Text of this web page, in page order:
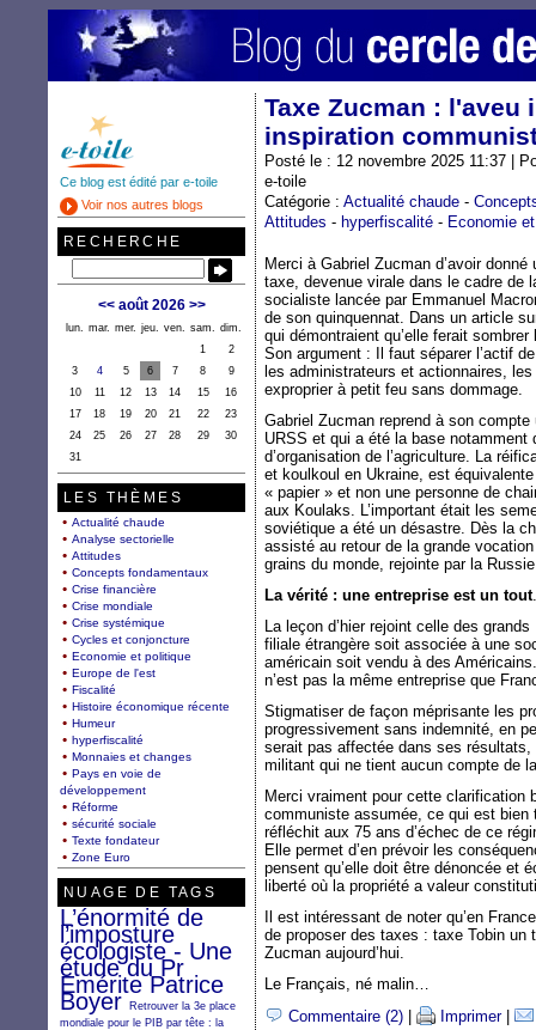
Taxe Zucman : l'aveu
inspiration
Posté le : 12 novembre 2025 11:37 |
e-toile
Catégorie : Actualité chaude -
Attitudes - hyperfiscalité - Economie
Merci à Gabriel Zucman d’avoir
taxe, devenue virale dans le cadre de
socialiste lancée par Emmanuel
de son quinquennat. Dans un article
qui démontraient qu’elle ferait
Son argument : Il faut séparer l’actif
les administrateurs et actionnaires,
exproprier à petit feu sans dommage.
Gabriel Zucman reprend à son
URSS et qui a été la base
d’organisation de l’agriculture. La
et koulkoul en Ukraine, est
« papier » et non une personne de
aux Koulaks. L’important était les
soviétique a été un désastre. Dès la
assisté au retour de la grande
grains du monde, rejointe par la
La vérité : une entreprise est un tout.
La leçon d’hier rejoint celle des
filiale étrangère soit associée à une
américain soit vendu à des
n’est pas la même entreprise que
Stigmatiser de façon méprisante les
progressivement sans indemnité, en
serait pas affectée dans ses
militant qui ne tient aucun compte de
Merci vraiment pour cette clarification
communiste assumée, ce qui est bien
réfléchit aux 75 ans d’échec de ce
Elle permet d’en prévoir les
pensent qu’elle doit être dénoncée et
liberté où la propriété a valeur
Il est intéressant de noter qu’en
de proposer des taxes : taxe Tobin
Zucman aujourd’hui.
Le Français, né malin…
Commentaire (2)
Imprimer|
Ce blog est édité par e-toile
Voir nos autres blogs
RECHERCHE
<< août 2026 >>
lun. mar. mer. jeu. ven. sam.
dim.
1
2
3
4 5 6 7 8
9
10
11 12 13 14 15
16
17
18 19 20 21 22
23
24
25 26 27 28 29
30
31
LES THÈMES
Actualité chaude
Analyse sectorielle
Attitudes
Concepts fondamentaux
Crise financière
Crise mondiale
Crise systémique
Cycles et conjoncture
Economie et politique
Europe de l'est
Fiscalité
Histoire économique récente
Humeur
hyperfiscalité
Monnaies et changes
Pays en voie de
développement
Réforme
sécurité sociale
Texte fondateur
Zone Euro
NUAGE DE TAGS
L’énormité de
l’imposture
écologiste - Une
étude du Pr
Emérite Patrice
BoyerRetrouver la 3e place
mondiale pour le PIB par tête : la